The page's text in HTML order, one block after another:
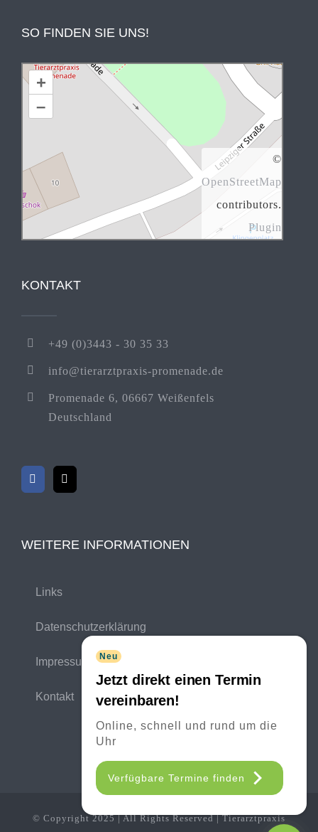
Neu
Jetzt direkt einen Termin
vereinbaren!
Online, schnell und rund um die
Uhr
Verfügbare Termine finden
SO FINDEN SIE UNS!
+
–
©
OpenStreetMap
contributors.
Plugin
KONTAKT
+49 (0)3443 - 30 35 33
info@tierarztpraxis-promenade.de
Promenade 6, 06667 Weißenfels
Deutschland
WEITERE INFORMATIONEN
Links
Datenschutzerklärung
Impressum
Kontakt
© Copyright 2025 | All Rights Reserved | Tierarztpraxis